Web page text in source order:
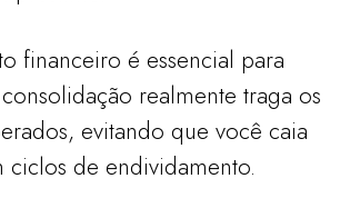
financeiro é essencial para
realmente traga os
evitando que você caia
ciclos de endividamento.